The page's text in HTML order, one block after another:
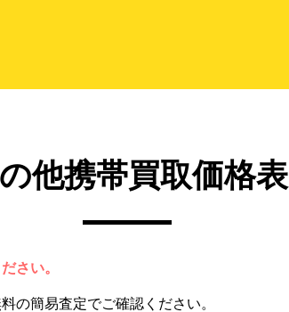
他携帯買取価格表
さい。
の簡易査定でご確認ください。